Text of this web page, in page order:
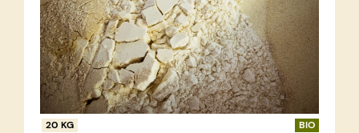
20 KG BIO